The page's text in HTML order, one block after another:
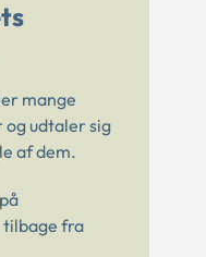
mange
udtaler sig
af dem.
fra